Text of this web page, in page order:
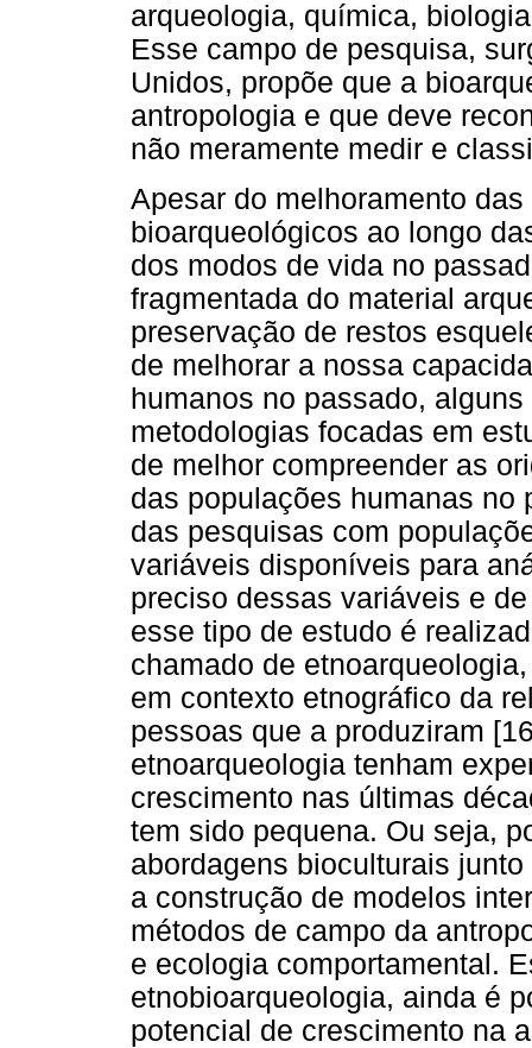
arqueologia, química,
Esse campo de pesquisa,
Unidos, propõe que a
antropologia e que deve
não meramente medir e
Apesar do melhoramento
bioarqueológicos ao longo
dos modos de vida no
fragmentada do material
preservação de restos
de melhorar a nossa
humanos no passado,
metodologias focadas em
de melhor compreender as
das populações humanas no
das pesquisas com
variáveis ​​disponíveis para
preciso dessas variáveis e
esse tipo de estudo é
chamado de
em contexto etnográfico da
pessoas que a produziram
etnoarqueologia tenham
crescimento nas últimas
tem sido pequena. Ou seja,
abordagens bioculturais
a construção de modelos
métodos de campo da
e ecologia comportamental.
etnobioarqueologia, ainda é
potencial de crescimento na